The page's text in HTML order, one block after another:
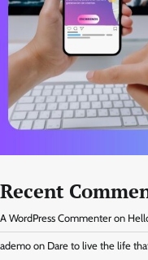
Recent
A WordPress Commenter on
ademo on Dare to live the life